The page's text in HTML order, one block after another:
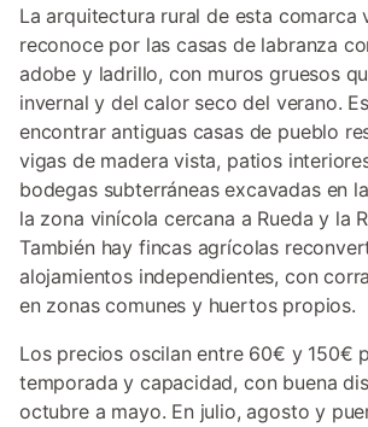
La arquitectura rural de esta comarca
reconoce por las casas de labranza
adobe y ladrillo, con muros gruesos
invernal y del calor seco del verano.
encontrar antiguas casas de pueblo
vigas de madera vista, patios
bodegas subterráneas excavadas en
la zona vinícola cercana a Rueda y la
También hay fincas agrícolas
alojamientos independientes, con
en zonas comunes y huertos propios.
Los precios oscilan entre 60€ y 150€
temporada y capacidad, con buena
octubre a mayo. En julio, agosto y